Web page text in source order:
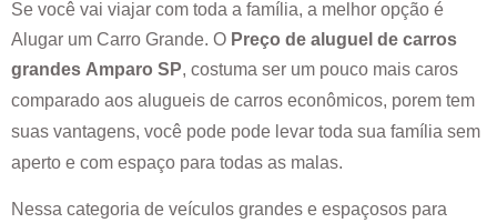
Se você vai viajar com toda a família, a melhor opção é
Alugar um Carro Grande. O Preço de aluguel de carros
grandes Amparo SP, costuma ser um pouco mais caros
comparado aos alugueis de carros econômicos, porem tem
suas vantagens, você pode pode levar toda sua família sem
aperto e com espaço para todas as malas.
Nessa categoria de veículos grandes e espaçosos para